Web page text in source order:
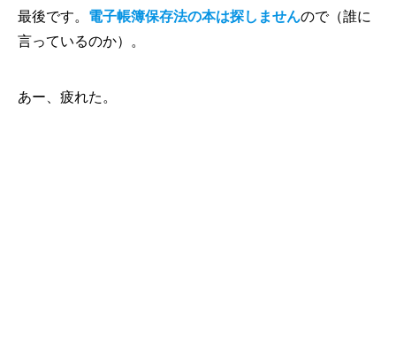
最後です。 電子帳簿保存法の本は探しませんので（誰に
言っているのか）。
あー、疲れた。